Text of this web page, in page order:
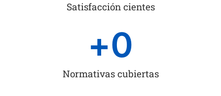
Satisfacción cientes
Normativas cubiertas
+0